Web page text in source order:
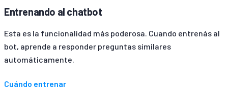
Entrenando al chatbot
Esta es la funcionalidad más poderosa. Cuando entrenás al
bot, aprende a responder preguntas similares
automáticamente.
Cuándo entrenar